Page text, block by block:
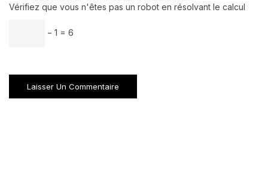
Vérifiez que vous n'êtes pas un robot en résolvant le calcul
− 1 = 6